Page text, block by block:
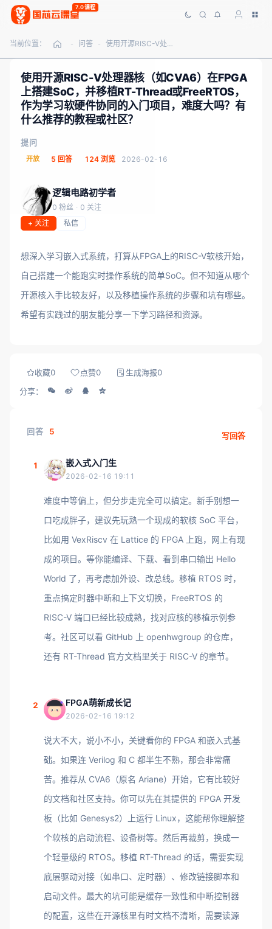
7.0课程
当前位置： - 问答 - 使用开源RISC-V处理器核（如CVA6）在FPGA上搭建SoC，并移植RT-Thread或FreeRTOS，作为学习软硬件协同的入门项目，难度大吗？有什么推荐的教程或社区？
使用开源RISC-V处理器核（如CVA6）在FPGA
上搭建SoC，并移植RT-Thread或FreeRTOS，
作为学习软硬件协同的入门项目，难度大吗？有
什么推荐的教程或社区？
提问
开放 5 回答 124 浏览 2026-02-16
逻辑电路初学者
0 粉丝 · 0 关注
+ 关注
私信
想深入学习嵌入式系统，打算从FPGA上的RISC-V软核开始，
自己搭建一个能跑实时操作系统的简单SoC。但不知道从哪个
开源核入手比较友好，以及移植操作系统的步骤和坑有哪些。
希望有实践过的朋友能分享一下学习路径和资源。
收藏0 点赞0 生成海报0
分享：
回答 5 写回答
1 嵌入式入门生
2026-02-16 19:11
难度中等偏上，但分步走完全可以搞定。新手别想一
口吃成胖子，建议先玩熟一个现成的软核 SoC 平台，
比如用 VexRiscv 在 Lattice 的 FPGA 上跑，网上有现
成的项目。等你能编译、下载、看到串口输出 Hello
World 了，再考虑加外设、改总线。移植 RTOS 时，
重点搞定时器中断和上下文切换，FreeRTOS 的
RISC-V 端口已经比较成熟，找对应核的移植示例参
考。社区可以看 GitHub 上 openhwgroup 的仓库，
还有 RT-Thread 官方文档里关于 RISC-V 的章节。
2 FPGA萌新成长记
2026-02-16 19:12
说大不大，说小不小，关键看你的 FPGA 和嵌入式基
础。如果连 Verilog 和 C 都半生不熟，那会非常痛
苦。推荐从 CVA6（原名 Ariane）开始，它有比较好
的文档和社区支持。你可以先在其提供的 FPGA 开发
板（比如 Genesys2）上运行 Linux，这能帮你理解整
个软核的启动流程、设备树等。然后再裁剪，换成一
个轻量级的 RTOS。移植 RT-Thread 的话，需要实现
底层驱动对接（如串口、定时器）、修改链接脚本和
启动文件。最大的坑可能是缓存一致性和中断控制器
的配置，这些在开源核里有时文档不清晰，需要读源